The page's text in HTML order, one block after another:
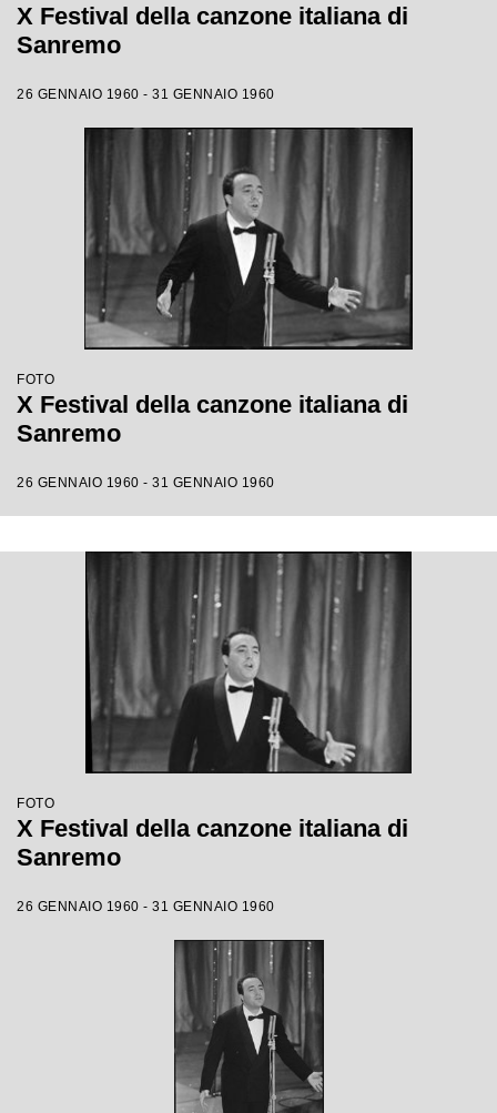
X Festival della canzone italiana di
Sanremo
26 GENNAIO 1960 - 31 GENNAIO 1960
FOTO
X Festival della canzone italiana di
Sanremo
26 GENNAIO 1960 - 31 GENNAIO 1960
FOTO
X Festival della canzone italiana di
Sanremo
26 GENNAIO 1960 - 31 GENNAIO 1960